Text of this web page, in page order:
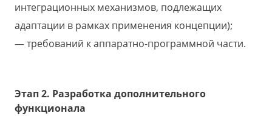
интеграционных механизмов, подлежащих
адаптации в рамках применения концепции);
требований к аппаратно-программной части.
Этап 2. Разработка дополнительного
функционала